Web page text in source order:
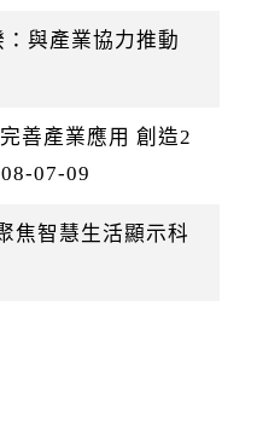
與產業協力推動
善產業應用 創造2
07-09
焦智慧生活顯示科